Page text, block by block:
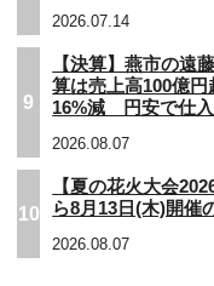
2026.07.14
9
【決算】燕市の遠
算は売上高100億
16%減 円安で仕
2026.08.07
10
【夏の花火大会
ら8月13日(木)開催
2026.08.07